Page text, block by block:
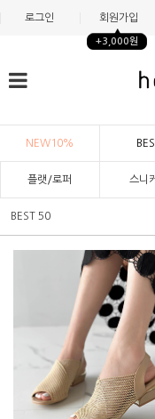
로그인 회원가입
+3,000원
NEW10%
플랫/로퍼 스니
BEST 50